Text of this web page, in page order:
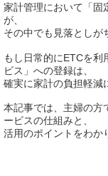
家計管理において「固
が、
その中でも見落としが
もし日常的にETCを利
ビス」への登録は、
確実に家計の負担軽減
本記事では、主婦の方
ービスの仕組みと、
活用のポイントをわか